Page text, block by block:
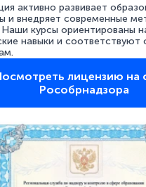
активно развивает
и внедряет современные
Наши курсы ориентированы
навыки и соответствуют
лицензию на
Рособрнадзора